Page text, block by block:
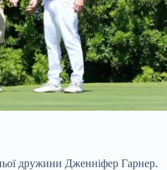
дружини Дженніфер Гарнер.